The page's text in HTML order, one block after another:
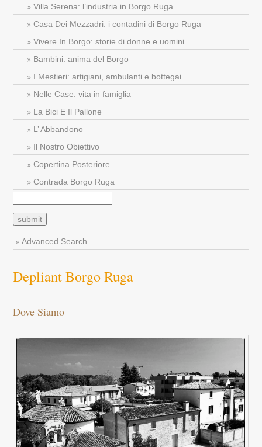
Villa Serena: l’industria in Borgo Ruga
Casa Dei Mezzadri: i contadini di Borgo Ruga
Vivere In Borgo: storie di donne e uomini
Bambini: anima del Borgo
I Mestieri: artigiani, ambulanti e bottegai
Nelle Case: vita in famiglia
La Bici E Il Pallone
L’ Abbandono
Il Nostro Obiettivo
Copertina Posteriore
Contrada Borgo Ruga
Advanced Search
Depliant Borgo Ruga
Dove Siamo